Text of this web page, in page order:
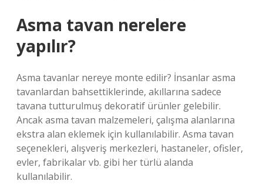
Asma tavan nerelere
yapılır?
Asma tavanlar nereye monte edilir? İnsanlar asma
tavanlardan bahsettiklerinde, akıllarına sadece
tavana tutturulmuş dekoratif ürünler gelebilir.
Ancak asma tavan malzemeleri, çalışma alanlarına
ekstra alan eklemek için kullanılabilir. Asma tavan
seçenekleri, alışveriş merkezleri, hastaneler, ofisler,
evler, fabrikalar vb. gibi her türlü alanda
kullanılabilir.